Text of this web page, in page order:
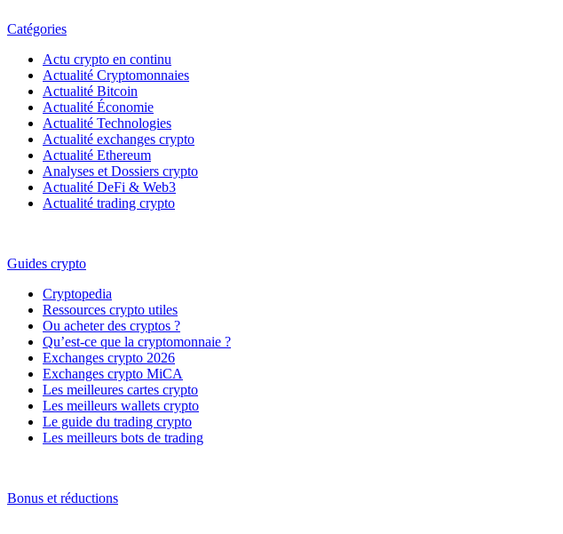
Catégories
Actu crypto en continu
Actualité Cryptomonnaies
Actualité Bitcoin
Actualité Économie
Actualité Technologies
Actualité exchanges crypto
Actualité Ethereum
Analyses et Dossiers crypto
Actualité DeFi & Web3
Actualité trading crypto
Guides crypto
Cryptopedia
Ressources crypto utiles
Ou acheter des cryptos ?
Qu’est-ce que la cryptomonnaie ?
Exchanges crypto 2026
Exchanges crypto MiCA
Les meilleures cartes crypto
Les meilleurs wallets crypto
Le guide du trading crypto
Les meilleurs bots de trading
Bonus et réductions